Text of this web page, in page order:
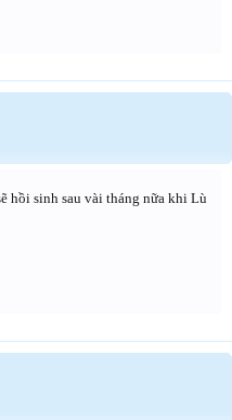
hồi sinh sau vài tháng nữa khi Lù